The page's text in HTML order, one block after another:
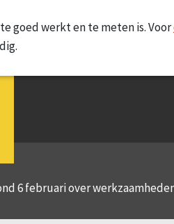
goed werkt en te meten is. Voor
6 februari over